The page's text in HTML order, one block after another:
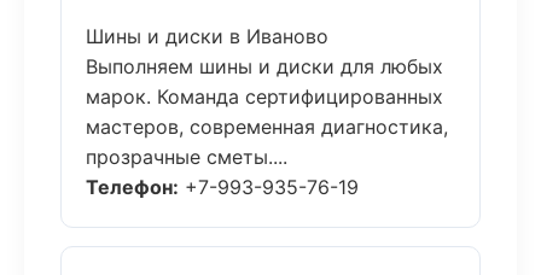
Шины и диски в Иваново
Выполняем шины и диски для любых
марок. Команда сертифицированных
мастеров, современная диагностика,
прозрачные сметы....
Телефон: +7-993-935-76-19